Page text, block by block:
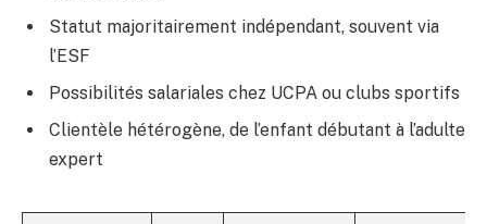
Statut majoritairement indépendant, souvent via
l’ESF
Possibilités salariales chez UCPA ou clubs sportifs
Clientèle hétérogène, de l’enfant débutant à l’adulte
expert